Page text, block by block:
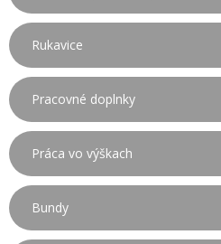
Rukavice
Pracovné doplnky
Práca vo výškach
Bundy